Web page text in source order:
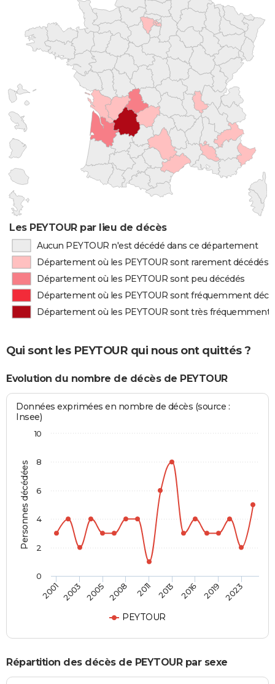
Les PEYTOUR par lieu de décès
Aucun PEYTOUR n'est décédé dans ce département
Département où les PEYTOUR sont rarement décédés
Département où les PEYTOUR sont peu décédés
Département où les PEYTOUR sont fréquemment
Département où les PEYTOUR sont très fréquemment
Qui sont les PEYTOUR qui nous ont quittés ?
Evolution du nombre de décès de PEYTOUR
Personnes décédées
Données exprimées en nombre de décès (source :
Insee)
PEYTOUR
2001 2003 2005 2008 2011 2013 2016 2019 2023
0
2
4
6
8
10
Répartition des décès de PEYTOUR par sexe